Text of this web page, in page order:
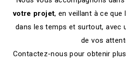
votre projet, en veillant à ce
dans les temps et surtout, avec
de vos
Contactez-nous pour obtenir